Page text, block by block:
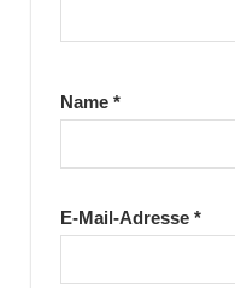
Name *
E-Mail-Adresse *